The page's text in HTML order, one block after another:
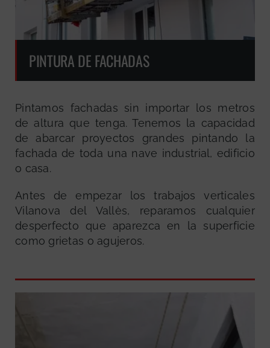
PINTURA DE FACHADAS
Pintamos fachadas sin importar los metros
de altura que tenga. Tenemos la capacidad
de abarcar proyectos grandes pintando la
fachada de toda una nave industrial, edificio
o casa.
Antes de empezar los trabajos verticales
Vilanova del Vallès, reparamos cualquier
desperfecto que aparezca en la superficie
como grietas o agujeros.